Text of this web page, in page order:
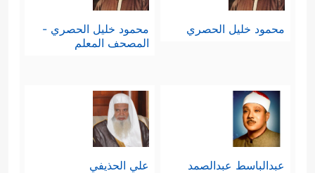
محمود خليل الحصري
محمود خليل الحصري -
المصحف المعلم
عبدالباسط عبدالصمد علي الحذيفي